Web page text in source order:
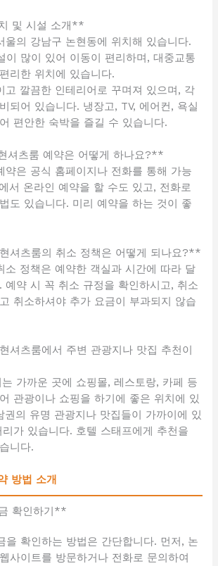
및 시설 소개**
울의 강남구 논현동에 위치해 있습니다.
이 많이 있어 이동이 편리하며, 대중교통
리한 위치에 있습니다.
고 깔끔한 인테리어로 꾸며져 있으며, 각
되어 있습니다. 냉장고, TV, 에어컨, 욕실
편안한 숙박을 즐길 수 있습니다.
셔츠룸 예약은 어떻게 하나요?**
약은 공식 홈페이지나 전화를 통해 가능
서 온라인 예약을 할 수도 있고, 전화로
도 있습니다. 미리 예약을 하는 것이 좋
셔츠룸의 취소 정책은 어떻게 되나요?**
소 정책은 예약한 객실과 시간에 따라 달
예약 시 꼭 취소 규정을 확인하시고, 취소
취소하셔야 추가 요금이 부과되지 않습
셔츠룸에서 주변 관광지나 맛집 추천이
가까운 곳에 쇼핑몰, 레스토랑, 카페 등
관광이나 쇼핑을 하기에 좋은 위치에 있
권의 유명 관광지나 맛집들이 가까이에 있
가 있습니다. 호텔 스태프에게 추천을
니다.
방법 소개
확인하기**
을 확인하는 방법은 간단합니다. 먼저, 논
사이트를 방문하거나 전화로 문의하여